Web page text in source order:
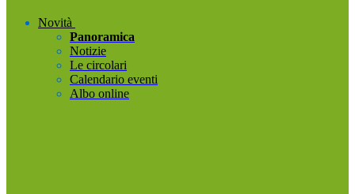
Novità
Panoramica
Notizie
Le circolari
Calendario eventi
Albo online